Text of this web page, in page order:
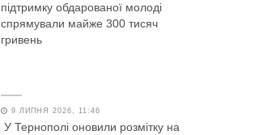
підтримку обдарованої молоді
спрямували майже 300 тисяч
гривень
9 ЛИПНЯ 2026, 11:46
У Тернополі оновили розмітку на